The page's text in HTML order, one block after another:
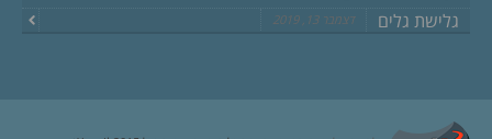
גלישת גלים דצמבר 13, 2019